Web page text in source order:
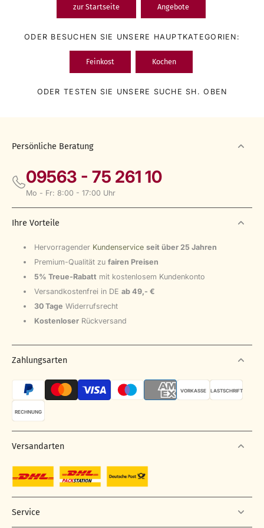
zur Startseite Angebote
ODER BESUCHEN SIE UNSERE HAUPTKATEGORIEN:
Feinkost Kochen
ODER TESTEN SIE UNSERE SUCHE SH. OBEN
Persönliche Beratung
09563 - 75 261 10
Mo - Fr: 8:00 - 17:00 Uhr
Ihre Vorteile
Hervorragender Kundenservice seit über 25 Jahren
Premium-Qualität zu fairen Preisen
5% Treue-Rabattmit kostenlosem Kundenkonto
Versandkostenfrei in DE ab 49,- €
30 Tage Widerrufsrecht
KostenloserRückversand
Zahlungsarten
VORKASSE LASTSCHRIFT
RECHNUNG
Versandarten
Service